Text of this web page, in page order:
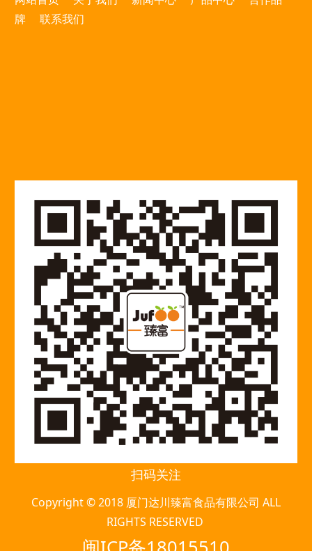
牌
联系我们
扫码关注
Copyright © 2018 厦门达川臻富食品有限公司 ALL
RIGHTS RESERVED